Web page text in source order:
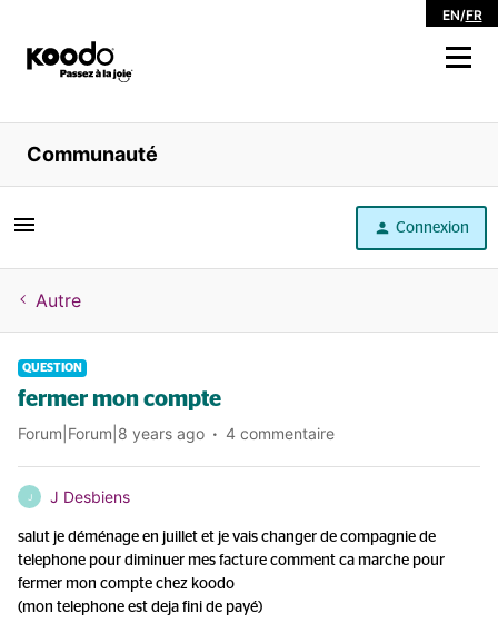
EN/FR
Magasiner
Libre service
Aide
Communauté
Connexion
Autre
QUESTION
fermer mon compte
Forum|Forum|8 years ago 4 commentaire
J J Desbiens
salut je déménage en juillet et je vais changer de compagnie de
telephone pour diminuer mes facture comment ca marche pour
fermer mon compte chez koodo
(mon telephone est deja fini de payé)